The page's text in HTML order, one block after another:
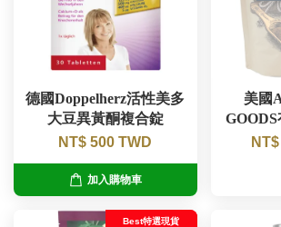
德國Doppelherz活性美多
大豆異黃酮複合錠
NT$ 500 TWD
加入購物車
美國
Best特選現貨